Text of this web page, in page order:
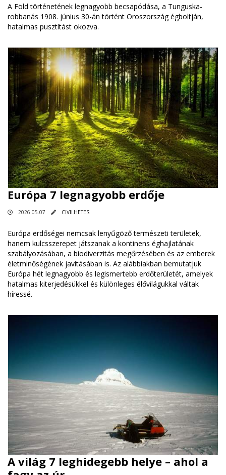
A Föld történetének legnagyobb becsapódása, a Tunguska-
robbanás 1908. június 30-án történt Oroszország égboltján,
hatalmas pusztítást okozva.
Európa 7 legnagyobb erdője
2026.05.07 CIVILHETES
Európa erdőségei nemcsak lenyűgöző természeti területek,
hanem kulcsszerepet játszanak a kontinens éghajlatának
szabályozásában, a biodiverzitás megőrzésében és az emberek
életminőségének javításában is. Az alábbiakban bemutatjuk
Európa hét legnagyobb és legismertebb erdőterületét, amelyek
hatalmas kiterjedésükkel és különleges élővilágukkal váltak
híressé.
A világ 7 leghidegebb helye – ahol a